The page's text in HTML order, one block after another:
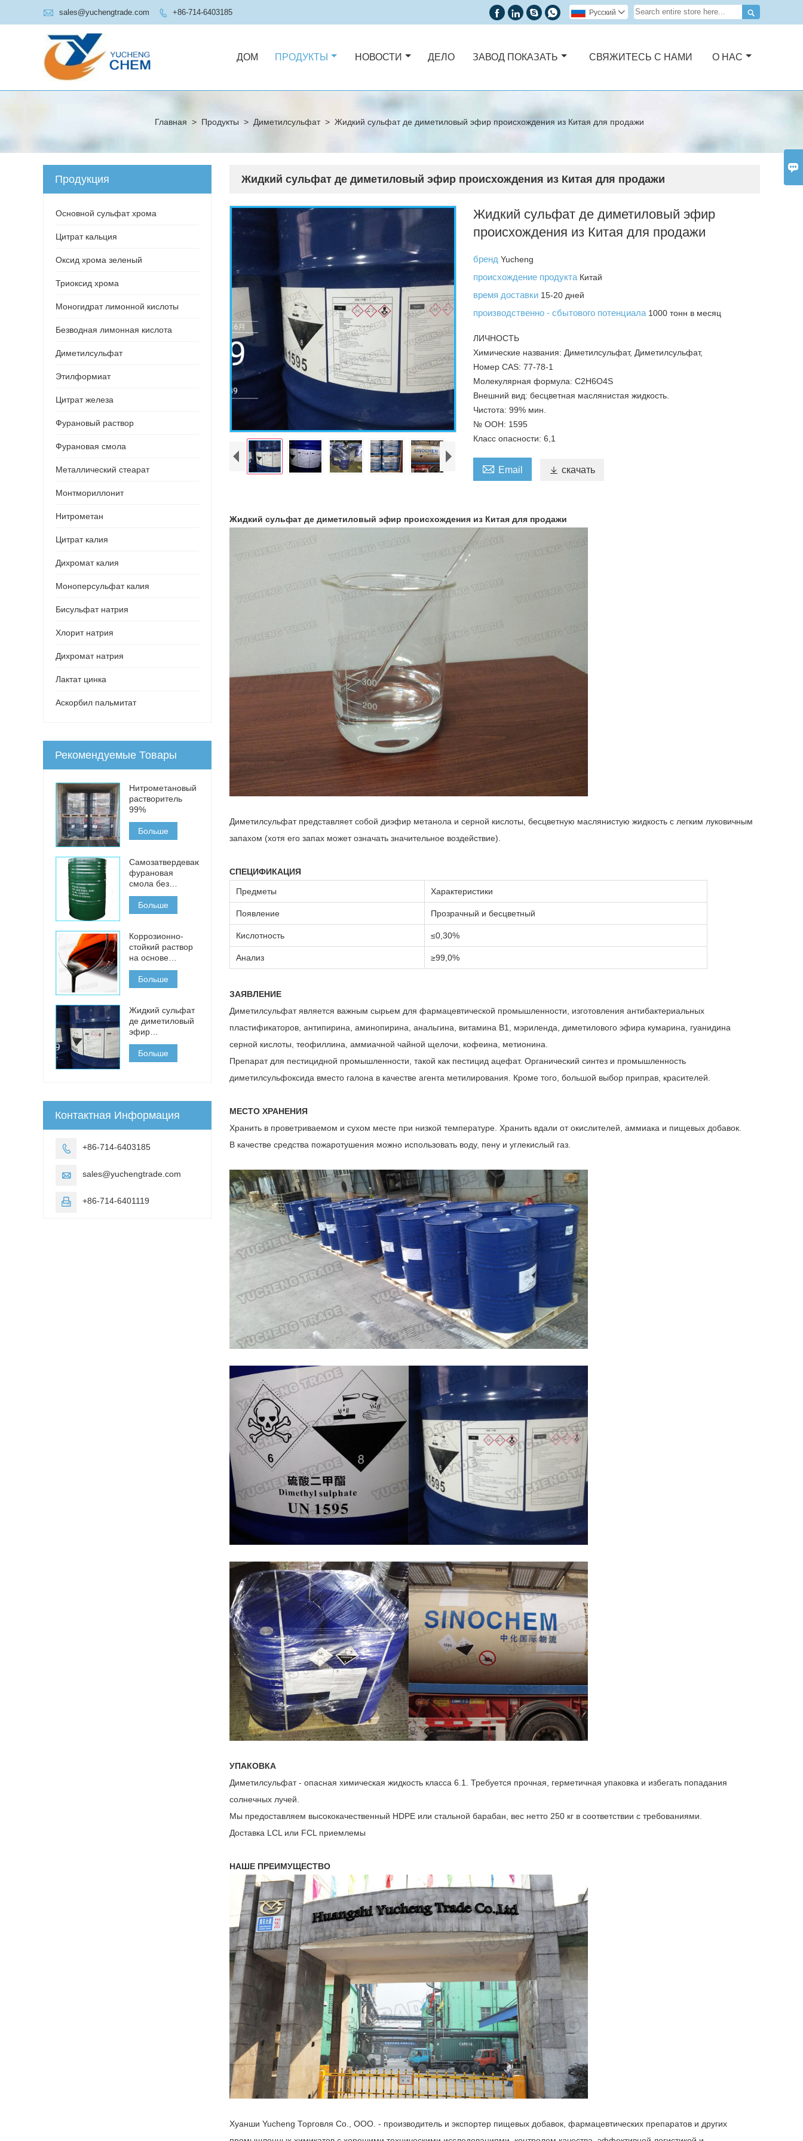

 sales@yuchengtrade.com  +86-714-6403185 
Pусский 
   
ДОМ ПРОДУКТЫ НОВОСТИ ДЕЛО ЗАВОД ПОКАЗАТЬ СВЯЖИТЕСЬ С НАМИ О НАС
Главная > Продукты > Диметилсульфат > Жидкий сульфат де диметиловый эфир происхождения из Китая для продажи
Жидкий сульфат де диметиловый эфир происхождения из Китая для продажи
Жидкий сульфат де диметиловый эфир
происхождения из Китая для продажи
брендYucheng
происхождение продукта Китай
время доставки 15-20 дней
производственно - сбытового потенциала 1000 тонн в месяц
ЛИЧНОСТЬ
Химические названия: Диметилсульфат, Диметилсульфат,
Номер CAS: 77-78-1
Молекулярная формула: C2H6O4S
Внешний вид: бесцветная маслянистая жидкость.
Чистота: 99% мин.
№ ООН: 1595
Класс опасности: 6,1
 Email  скачать
Жидкий сульфат де диметиловый эфир происхождения из Китая для продажи
Диметилсульфат представляет собой диэфир метанола и серной кислоты, бесцветную маслянистую жидкость с легким луковичным
запахом (хотя его запах может означать значительное воздействие).
СПЕЦИФИКАЦИЯ
Предметы Характеристики
Появление Прозрачный и бесцветный
Кислотность ≤0,30%
Анализ ≥99,0%
ЗАЯВЛЕНИЕ
Диметилсульфат является важным сырьем для фармацевтической промышленности, изготовления антибактериальных
пластификаторов, антипирина, аминопирина, анальгина, витамина B1, мэриленда, диметилового эфира кумарина, гуанидина
серной кислоты, теофиллина, аммиачной чайной щелочи, кофеина, метионина.
Препарат для пестицидной промышленности, такой как пестицид ацефат. Органический синтез и промышленность
диметилсульфоксида вместо галона в качестве агента метилирования. Кроме того, большой выбор приправ, красителей.
МЕСТО ХРАНЕНИЯ
Хранить в проветриваемом и сухом месте при низкой температуре. Хранить вдали от окислителей, аммиака и пищевых добавок.
В качестве средства пожаротушения можно использовать воду, пену и углекислый газ.
УПАКОВКА
Диметилсульфат - опасная химическая жидкость класса 6.1. Требуется прочная, герметичная упаковка и избегать попадания
солнечных лучей.
Мы предоставляем высококачественный HDPE или стальной барабан, вес нетто 250 кг в соответствии с требованиями.
Доставка LCL или FCL приемлемы
НАШЕ ПРЕИМУЩЕСТВО
Хуанши Yucheng Торговля Co., ООО. - производитель и экспортер пищевых добавок, фармацевтических препаратов и других
Продукция
Основной сульфат хрома
Цитрат кальция
Оксид хрома зеленый
Триоксид хрома
Моногидрат лимонной кислоты
Безводная лимонная кислота
Диметилсульфат
Этилформиат
Цитрат железа
Фурановый раствор
Фурановая смола
Металлический стеарат
Монтмориллонит
Нитрометан
Цитрат калия
Дихромат калия
Моноперсульфат калия
Бисульфат натрия
Хлорит натрия
Дихромат натрия
Лактат цинка
Аскорбил пальмитат
Рекомендуемые Товары
Нитрометановый
растворитель
99%
Больше
Самозатвердевающая
фурановая
смола без
выпечки для
литья чугуна,
стали и цветных
Больше
Коррозионно-
стойкий раствор
на основе
фурановой
смолы для
кислотных
Больше
Жидкий сульфат
де диметиловый
эфир
происхождения
из Китая для
продажи
Больше
Контактная Информация
 +86-714-6403185
 sales@yuchengtrade.com
 +86-714-6401119